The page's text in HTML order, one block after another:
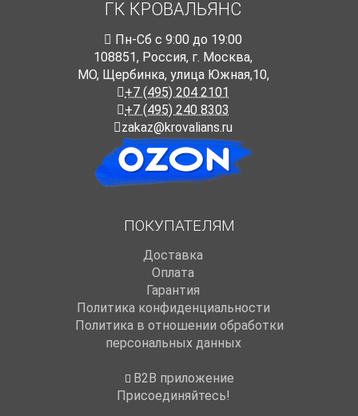
ГК КРОВАЛЬЯНС
Пн-Cб с 9:00 до 19:00
108851, Россия, г. Москва,
МО, Щербинка, улица Южная,10,
+7 (495) 204 2101
+7 (495) 240 8303
zakaz@krovalians.ru
ПОКУПАТЕЛЯМ
Доставка
Оплата
Гарантия
Политика конфиденциальности
Политика в отношении обработки
персональных данных
B2B приложение
Присоединяйтесь!